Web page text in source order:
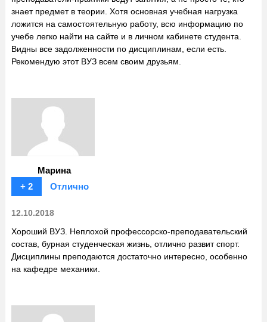
знает предмет в теории. Хотя основная учебная нагрузка
ложится на самостоятельную работу, всю информацию по
учебе легко найти на сайте и в личном кабинете студента.
Видны все задолженности по дисциплинам, если есть.
Рекомендую этот ВУЗ всем своим друзьям.
Марина
+ 2
Отлично
12.10.2018
Хороший ВУЗ. Неплохой профессорско-преподавательский
состав, бурная студенческая жизнь, отлично развит спорт.
Дисциплины преподаются достаточно интересно, особенно
на кафедре механики.